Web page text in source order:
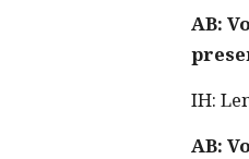
AB:
IH:
AB: